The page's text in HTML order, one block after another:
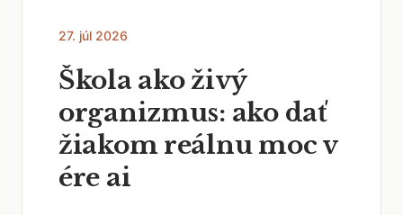
27. júl 2026
Škola ako živý
organizmus: ako dať
žiakom reálnu moc v
ére ai